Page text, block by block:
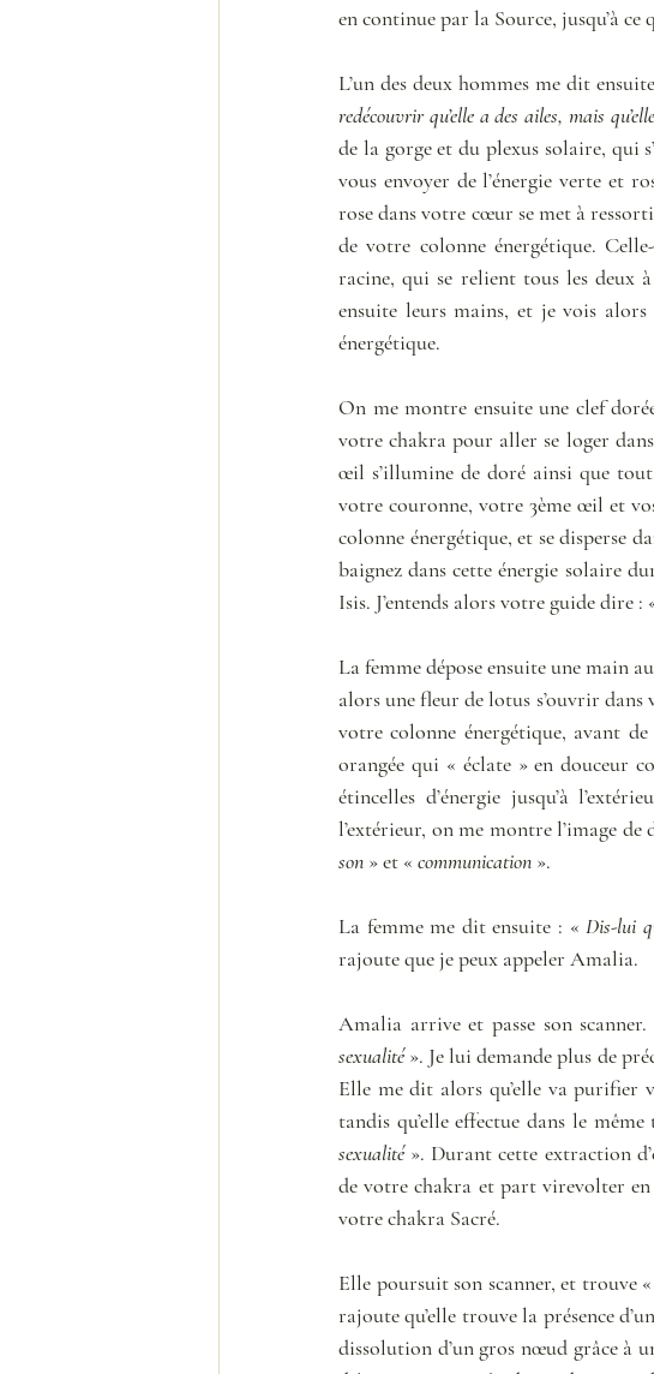
en continue par la Source, jusqu’à
L’un des deux hommes me dit
redécouvrir qu’elle a des ailes, mais
de la gorge et du plexus solaire, qui
vous envoyer de l’énergie verte et
rose dans votre cœur se met à
de votre colonne énergétique.
racine, qui se relient tous les deux
ensuite leurs mains, et je vois
énergétique.
On me montre ensuite une clef
votre chakra pour aller se loger
œil s’illumine de doré ainsi que
votre couronne, votre 3ème œil et
colonne énergétique, et se disperse
baignez dans cette énergie solaire
Isis. J’entends alors votre guide dire :
La femme dépose ensuite une main
alors une fleur de lotus s’ouvrir
votre colonne énergétique, avant
orangée qui « éclate » en douceur
étincelles d’énergie jusqu’à
son » et « communication ».
La femme me dit ensuite : « Dis-lui
rajoute que je peux appeler Amalia.
Amalia arrive et passe son
sexualité ». Je lui demande plus de
Elle me dit alors qu’elle va purifier
tandis qu’elle effectue dans le même
sexualité ». Durant cette extraction
de votre chakra et part virevolter en
votre chakra Sacré.
Elle poursuit son scanner, et trouve «
rajoute qu’elle trouve la présence
dissolution d’un gros nœud grâce à